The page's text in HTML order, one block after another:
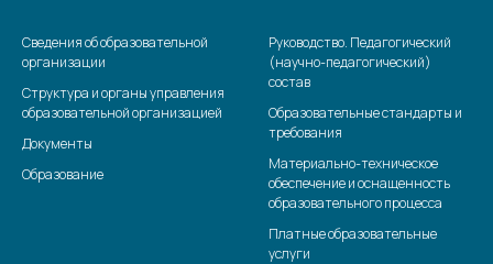
Сведения об образовательной
организации
Структура и органы управления
образовательной организацией
Документы
Образование
Руководство. Педагогический
(научно-педагогический)
состав
Образовательные стандарты и
требования
Материально-техническое
обеспечение и оснащенность
образовательного процесса
Платные образовательные
услуги